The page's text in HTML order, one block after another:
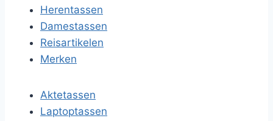
Herentassen
Damestassen
Reisartikelen
Merken
Aktetassen
Laptoptassen